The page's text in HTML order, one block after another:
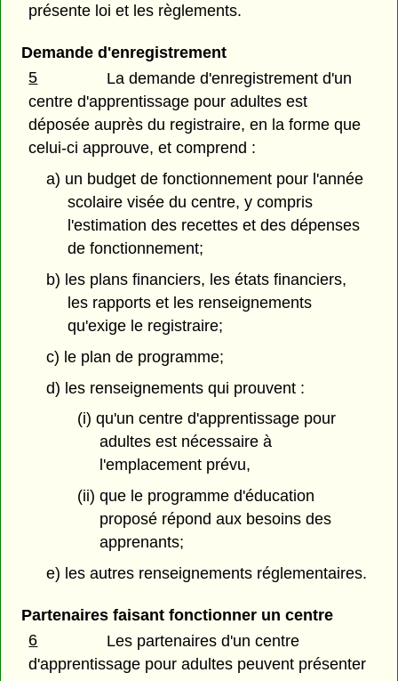
présente loi et les règlements.
Demande d'enregistrement
5
La demande d'enregistrement d'un
centre d'apprentissage pour adultes est
déposée auprès du registraire, en la forme que
celui-ci approuve, et comprend :
a) un budget de fonctionnement pour l'année
scolaire visée du centre, y compris
l'estimation des recettes et des dépenses
de fonctionnement;
b) les plans financiers, les états financiers,
les rapports et les renseignements
qu'exige le registraire;
c) le plan de programme;
d) les renseignements qui prouvent :
(i) qu'un centre d'apprentissage pour
adultes est nécessaire à
l'emplacement prévu,
(ii) que le programme d'éducation
proposé répond aux besoins des
apprenants;
e) les autres renseignements réglementaires.
Partenaires faisant fonctionner un centre
6
Les partenaires d'un centre
d'apprentissage pour adultes peuvent présenter